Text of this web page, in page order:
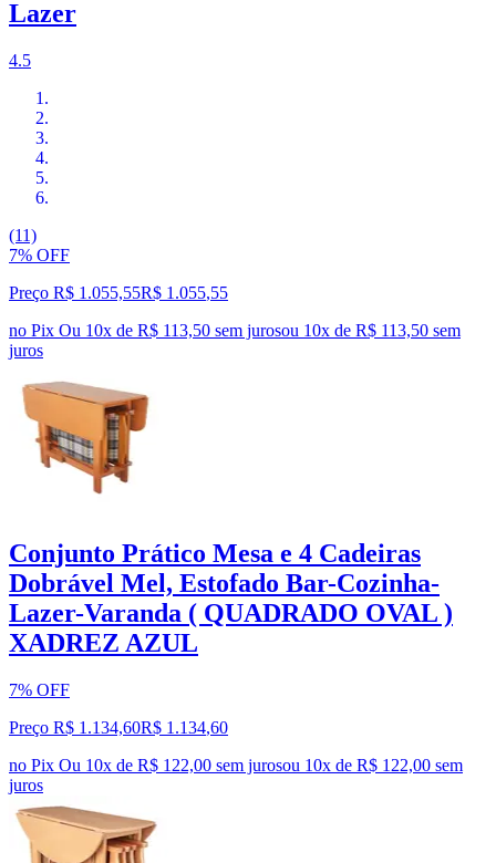
Lazer
4.5
(11)
7% OFF
Preço R$ 1.055,55R$ 1.055,55
no Pix Ou 10x de R$ 113,50 sem jurosou 10x de R$ 113,50 sem
juros
Conjunto Prático Mesa e 4 Cadeiras
Dobrável Mel, Estofado Bar-Cozinha-
Lazer-Varanda ( QUADRADO OVAL )
XADREZ AZUL
7% OFF
Preço R$ 1.134,60R$ 1.134,60
no Pix Ou 10x de R$ 122,00 sem jurosou 10x de R$ 122,00 sem
juros